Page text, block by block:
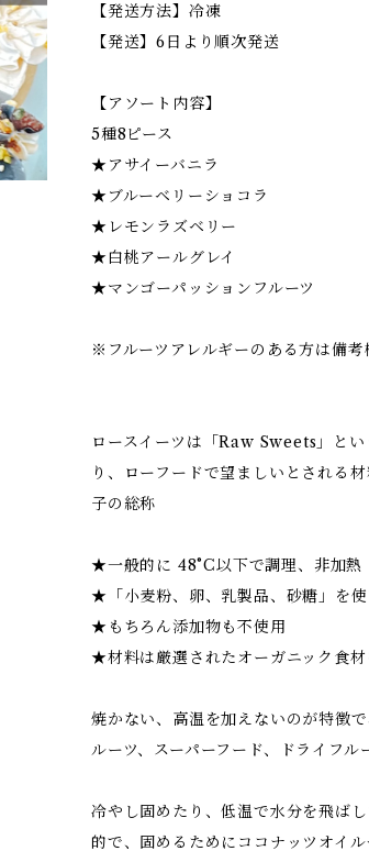
【発送方法】冷凍
【発送】6日より順次発送
【アソート内容】
5種8ピース
★アサイーバニラ
★ブルーベリーショコラ
★レモンラズベリー
★白桃アールグレイ
★マンゴーパッションフルーツ
※フルーツアレルギーのある方は備考
ロースイーツは「Raw Sweets」と
り、ローフードで望ましいとされる
子の総称
★一般的に 48°C以下で調理、非加熱
★「小麦粉、卵、乳製品、砂糖」を使
★もちろん添加物も不使用
★材料は厳選されたオーガニック食材
焼かない、高温を加えないのが特徴
ルーツ、スーパーフード、ドライフル
冷やし固めたり、低温で水分を飛ば
的で、固めるためにココナッツオイ